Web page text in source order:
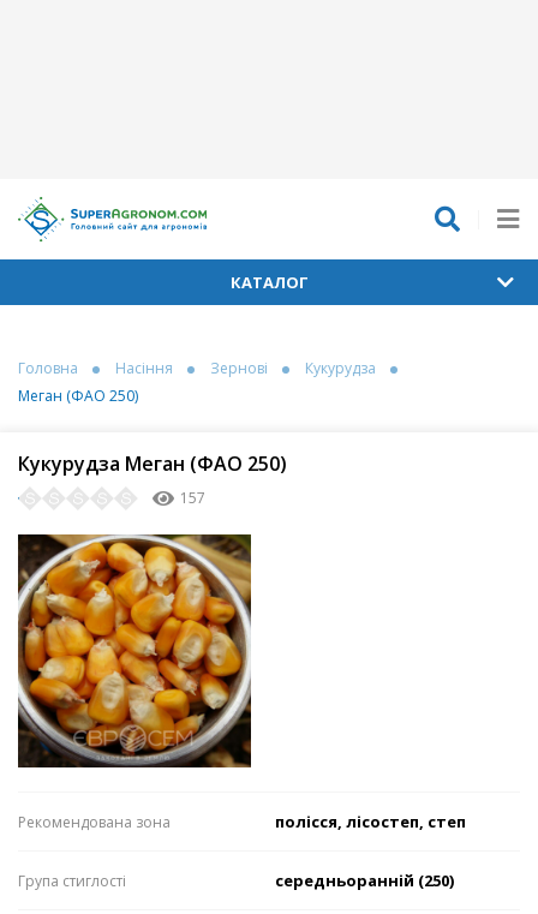
КАТАЛОГ
Головна Насіння Зернові
Кукурудза
Меган (ФАО 250)
Кукурудза Меган (ФАО 250)
157
Рекомендована зона полісся, лісостеп, степ
Група стиглості середньоранній (250)